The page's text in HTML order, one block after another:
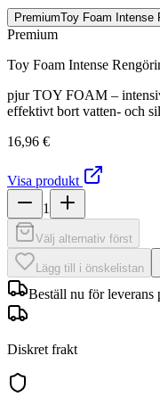
PremiumToy Foam Intense
Premium
Toy Foam Intense
pjur TOY FOAM –
effektivt bort vatten- och
16,96 €
Visa produkt
1
Välj alternativ först
Lägg till i önskelistan
Beställ nu för leverans
Diskret frakt